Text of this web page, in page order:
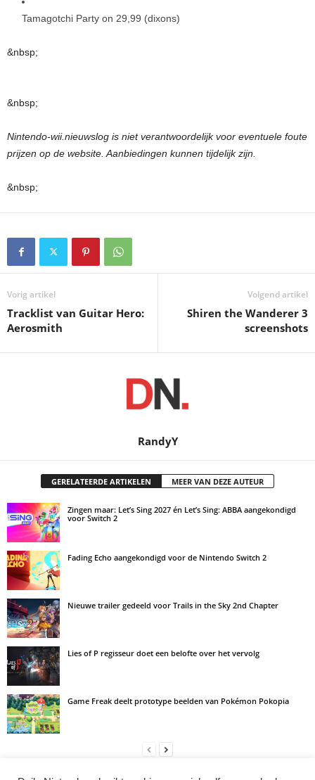
Tamagotchi Party on 29,99 (dixons)
&nbsp;
&nbsp;
Nintendo-wii.nieuwslog is niet verantwoordelijk voor eventuele foute
prijzen op de website. Aanbiedingen kunnen tijdelijk zijn.
&nbsp;
Vorig artikel
Tracklist van Guitar Hero:
Aerosmith
Volgend artikel
Shiren the Wanderer 3
screenshots
RandyY
GERELATEERDE ARTIKELEN MEER VAN DEZE AUTEUR
Zingen maar: Let’s Sing 2027 én Let’s Sing: ABBA aangekondigd
voor Switch 2
Fading Echo aangekondigd voor de Nintendo Switch 2
Nieuwe trailer gedeeld voor Trails in the Sky 2nd Chapter
Lies of P regisseur doet een belofte over het vervolg
Game Freak deelt prototype beelden van Pokémon Pokopia